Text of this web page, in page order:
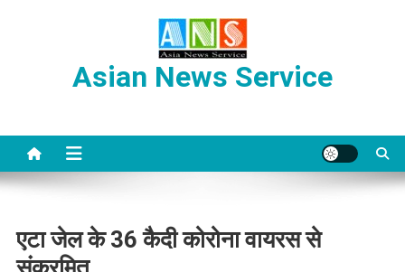
Asian News Service
एटा जेल के 36 कैदी कोरोना वायरस से